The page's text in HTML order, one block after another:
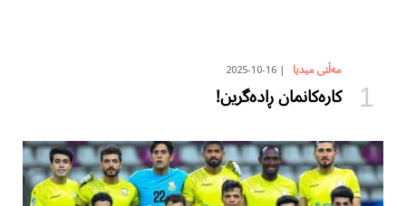
مەڵتی میدیا 2025-10-16
کارەکانمان ڕادەگرین!